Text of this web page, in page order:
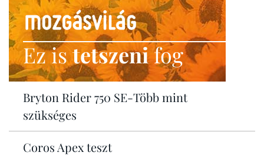
Ez istetszenifog
Bryton Rider 750 SE-Több mint
szükséges
Coros Apex teszt